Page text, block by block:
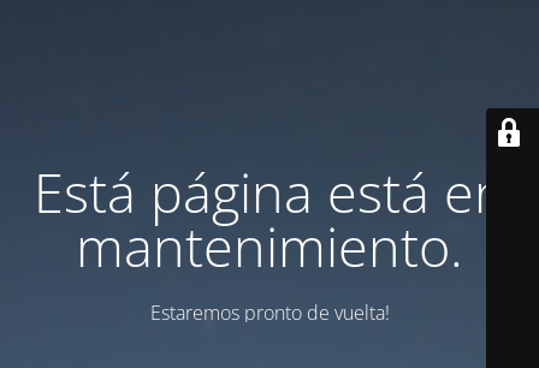
Está página está en
mantenimiento.
Estaremos pronto de vuelta!